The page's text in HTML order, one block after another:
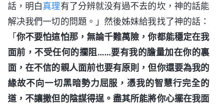
話，明白真理有了分辨就没有過不去的坎，神的話能
解决我們一切的問題。」然後姊妹給我找了神的話：
「你不要怕這怕那，無論千難萬險，你都能穩定在我
面前，不受任何的攔阻……要有我的膽量加在你的裏
面，在不信的親人面前也要有原則，但你還要為我的
緣故不向一切黑暗勢力屈服，憑我的智慧行完全的
道，不讓撒但的陰謀得逞。盡其所能將你心擺在我面